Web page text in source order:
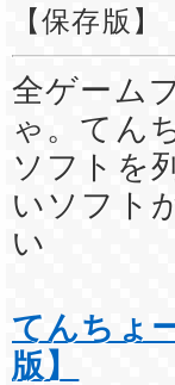
【保存版】
全ゲーム
ゃ。てん
ソフトを
いソフト
い
てんちょ
版】